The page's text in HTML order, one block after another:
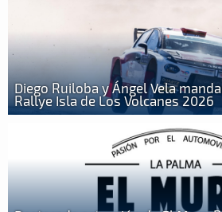
Diego Ruiloba y Ángel Vela
Rallye Isla de Los Volcanes 2026